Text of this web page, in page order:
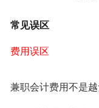
常见误区
费用误区
兼职会计费用不是